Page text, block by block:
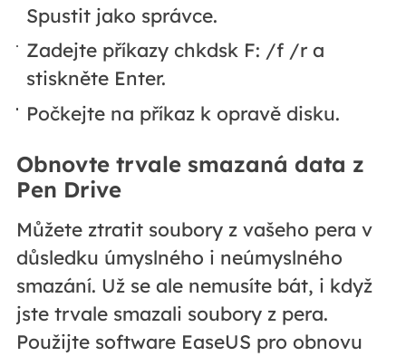
Spustit jako správce.
Zadejte příkazy chkdsk F: /f /r a
stiskněte Enter.
Počkejte na příkaz k opravě disku.
Obnovte trvale smazaná data z
Pen Drive
Můžete ztratit soubory z vašeho pera v
důsledku úmyslného i neúmyslného
smazání. Už se ale nemusíte bát, i když
jste trvale smazali soubory z pera.
Použijte software EaseUS pro obnovu